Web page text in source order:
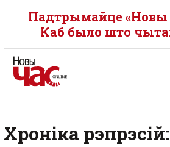
Падтрымайце «Новы
Каб было што
Хроніка